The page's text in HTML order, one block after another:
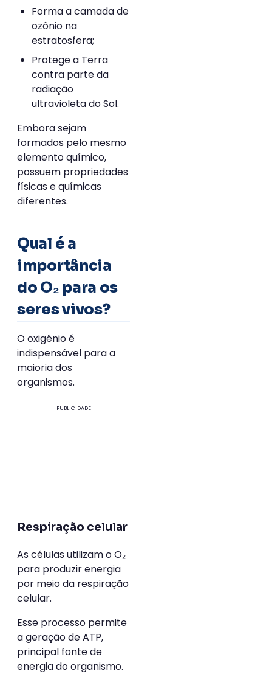
Forma a camada de
ozônio na
estratosfera;
Protege a Terra
contra parte da
radiação
ultravioleta do Sol.
Embora sejam
formados pelo mesmo
elemento químico,
possuem propriedades
físicas e químicas
diferentes.
Qual é a
importância
do O₂ para os
seres vivos?
O oxigênio é
indispensável para a
maioria dos
organismos.
PUBLICIDADE
Respiração celular
As células utilizam o O₂
para produzir energia
por meio da respiração
celular.
Esse processo permite
a geração de ATP,
principal fonte de
energia do organismo.